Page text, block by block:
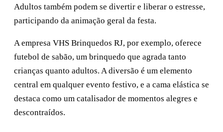
Adultos também podem se divertir e liberar o estresse,
participando da animação geral da festa.
A empresa VHS Brinquedos RJ, por exemplo, oferece
futebol de sabão, um brinquedo que agrada tanto
crianças quanto adultos. A diversão é um elemento
central em qualquer evento festivo, e a cama elástica se
destaca como um catalisador de momentos alegres e
descontraídos.